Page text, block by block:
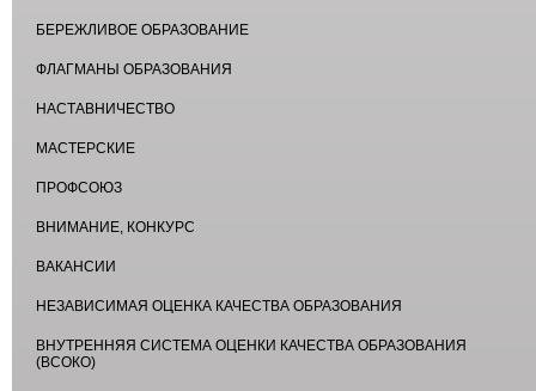
БЕРЕЖЛИВОЕ ОБРАЗОВАНИЕ
ФЛАГМАНЫ ОБРАЗОВАНИЯ
НАСТАВНИЧЕСТВО
МАСТЕРСКИЕ
ПРОФСОЮЗ
ВНИМАНИЕ, КОНКУРС
ВАКАНСИИ
НЕЗАВИСИМАЯ ОЦЕНКА КАЧЕСТВА ОБРАЗОВАНИЯ
ВНУТРЕННЯЯ СИСТЕМА ОЦЕНКИ КАЧЕСТВА ОБРАЗОВАНИЯ
(ВСОКО)